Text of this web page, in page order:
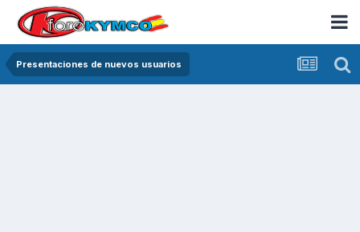
Presentaciones de nuevos usuarios